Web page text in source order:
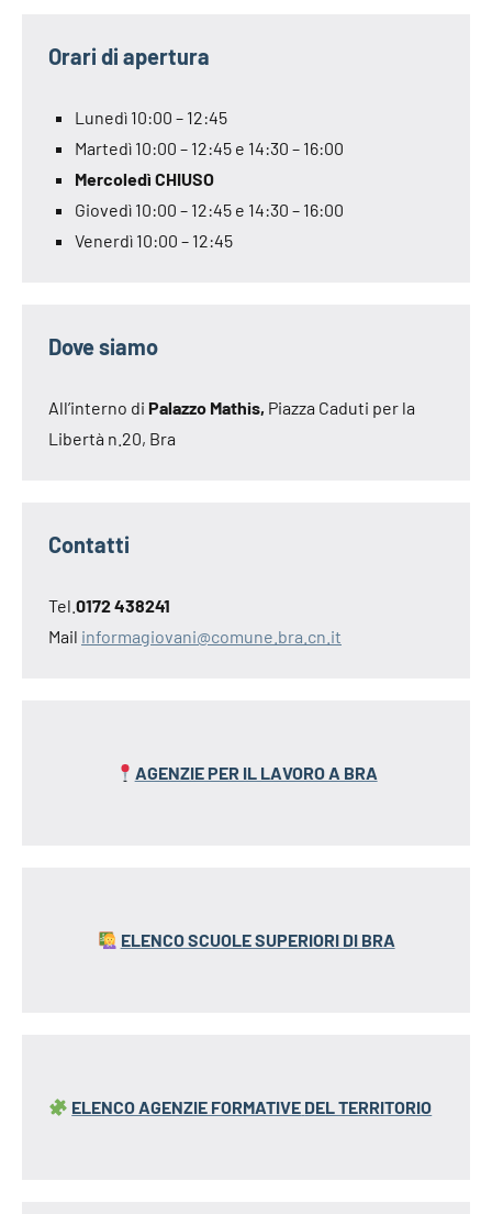
Orari di apertura
Lunedì 10:00 – 12:45
Martedì 10:00 – 12:45 e 14:30 – 16:00
Mercoledì CHIUSO
Giovedì 10:00 – 12:45 e 14:30 – 16:00
Venerdì 10:00 – 12:45
Dove siamo
All’interno di Palazzo Mathis, Piazza Caduti per la
Libertà n.20, Bra
Contatti
Tel. 0172 438241
Mail informagiovani@comune.bra.cn.it
AGENZIE PER IL LAVORO A BRA
ELENCO SCUOLE SUPERIORI DI BRA
ELENCO AGENZIE FORMATIVE DEL TERRITORIO